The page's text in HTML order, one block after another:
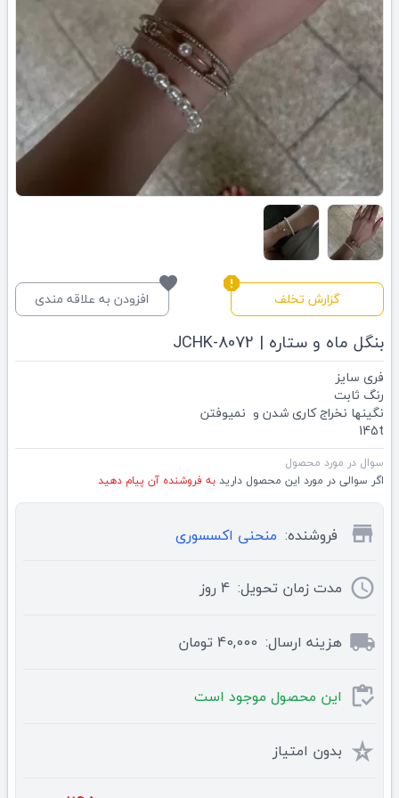
report
گزارش تخلف
favorite
افزودن به علاقه مندی
بنگل ماه و ستاره | JCHK-8072
فری سایز
رنگ ثابت
نگینها نخراج کاری شدن و نمیوفتن
145t
سوال در مورد محصول
اگر سوالی در مورد این محصول داریدبه فروشنده آن پیام دهید
store فروشنده: منحنی اکسسوری
schedule مدت زمان تحویل: 4 روز
local_shipping هزینه ارسال: 40,000 تومان
inventory این محصول موجود است
star_rate بدون امتیاز